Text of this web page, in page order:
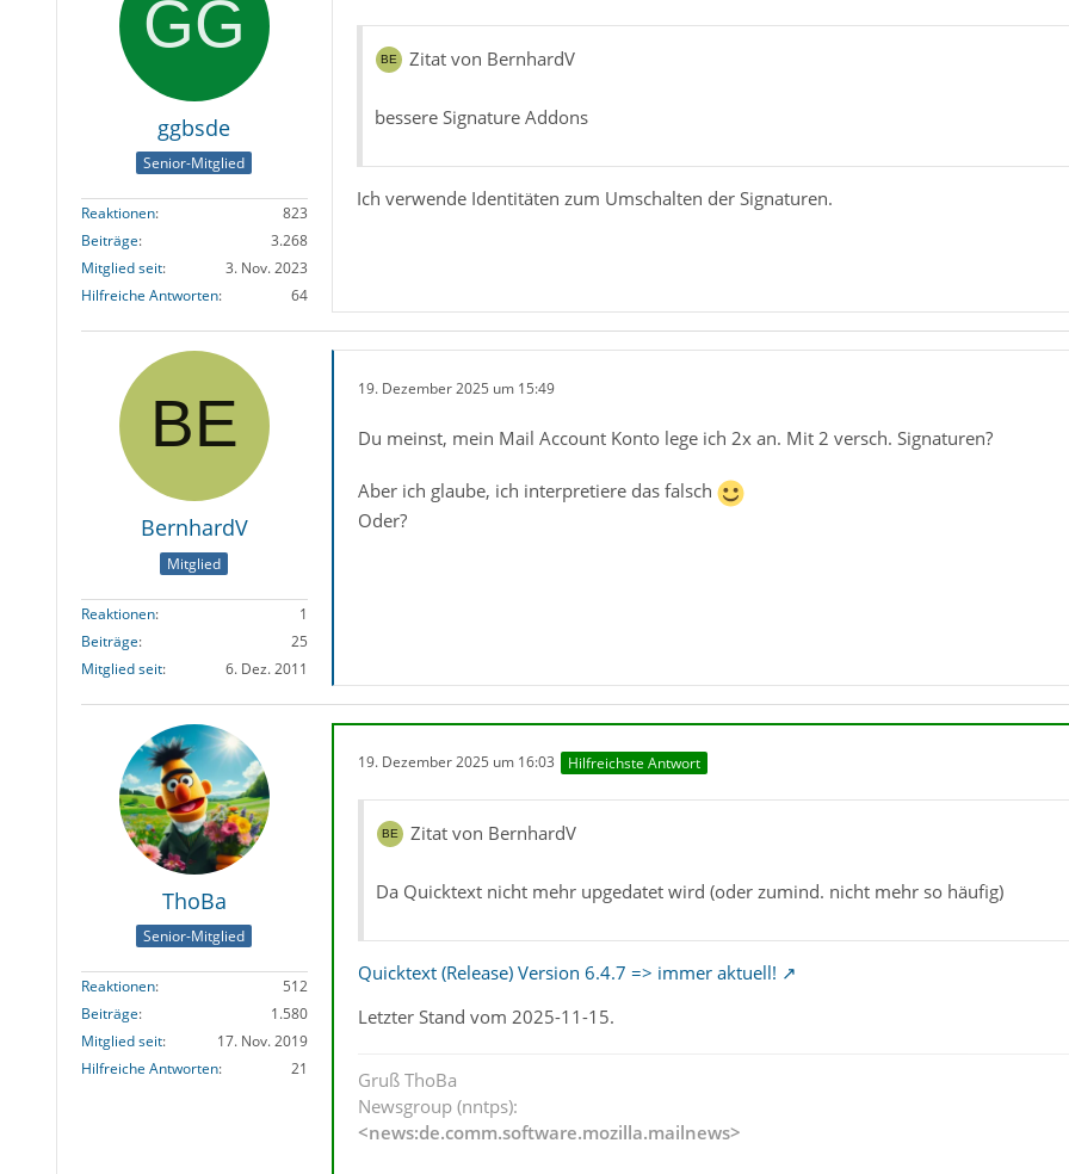
ggbsde
Senior-Mitglied
Reaktionen
823
Beiträge
3.268
Mitglied seit
3. Nov. 2023
Hilfreiche Antworten
64
Zitat von BernhardV
bessere Signature Addons
Ich verwende Identitäten zum Umschalten der Signaturen.
BernhardV
Mitglied
Reaktionen
1
Beiträge
25
Mitglied seit
6. Dez. 2011
19. Dezember 2025 um 15:49
Du meinst, mein Mail Account Konto lege ich 2x an. Mit 2 versch. Signaturen?
Aber ich glaube, ich interpretiere das falsch
Oder?
ThoBa
Senior-Mitglied
Reaktionen
512
Beiträge
1.580
Mitglied seit
17. Nov. 2019
Hilfreiche Antworten
21
19. Dezember 2025 um 16:03 Hilfreichste Antwort
Zitat von BernhardV
Da Quicktext nicht mehr upgedatet wird (oder zumind. nicht mehr so häufig)
Quicktext (Release) Version 6.4.7 => immer aktuell!
Letzter Stand vom 2025-11-15.
Gruß ThoBa
Newsgroup (nntps):
<news:de.comm.software.mozilla.mailnews>